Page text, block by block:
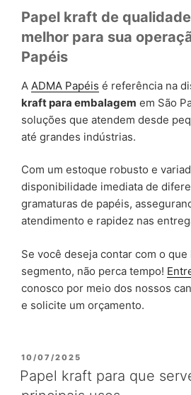
Papel kraft de
melhor para sua
Papéis
A ADMA Papéis é referência na
kraft para embalagem em São
soluções que atendem desde
até grandes indústrias.
Com um estoque robusto e
disponibilidade imediata de
gramaturas de papéis,
atendimento e rapidez nas
Se você deseja contar com o
segmento, não perca tempo!
conosco por meio dos nossos
e solicite um orçamento.
PUBLICADO
EM
10/07/2025
Papel kraft para que